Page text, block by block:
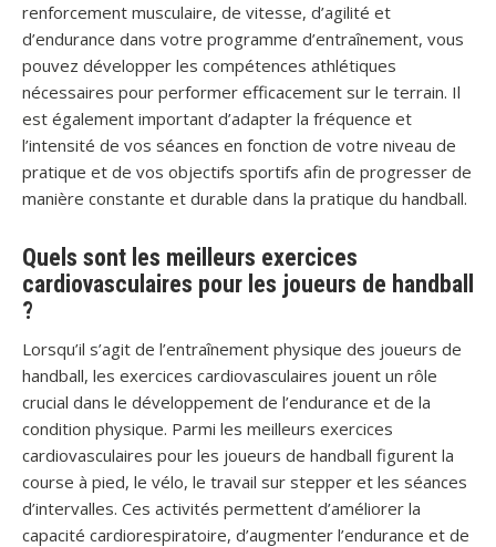
renforcement musculaire, de vitesse, d’agilité et
d’endurance dans votre programme d’entraînement, vous
pouvez développer les compétences athlétiques
nécessaires pour performer efficacement sur le terrain. Il
est également important d’adapter la fréquence et
l’intensité de vos séances en fonction de votre niveau de
pratique et de vos objectifs sportifs afin de progresser de
manière constante et durable dans la pratique du handball.
Quels sont les meilleurs exercices
cardiovasculaires pour les joueurs de handball
?
Lorsqu’il s’agit de l’entraînement physique des joueurs de
handball, les exercices cardiovasculaires jouent un rôle
crucial dans le développement de l’endurance et de la
condition physique. Parmi les meilleurs exercices
cardiovasculaires pour les joueurs de handball figurent la
course à pied, le vélo, le travail sur stepper et les séances
d’intervalles. Ces activités permettent d’améliorer la
capacité cardiorespiratoire, d’augmenter l’endurance et de